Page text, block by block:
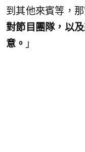
到其他來賓等，
對節目團隊，以
意。 」